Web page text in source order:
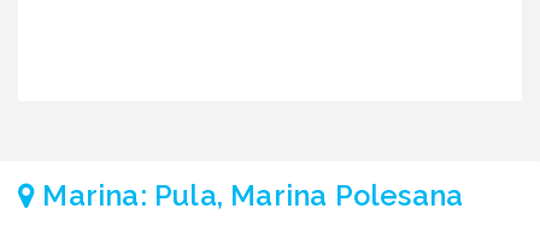
Marina: Pula, Marina Polesana